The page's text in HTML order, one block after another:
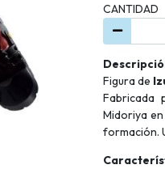
CANTIDAD
Figura de
Fabricada
Midoriya
formación.